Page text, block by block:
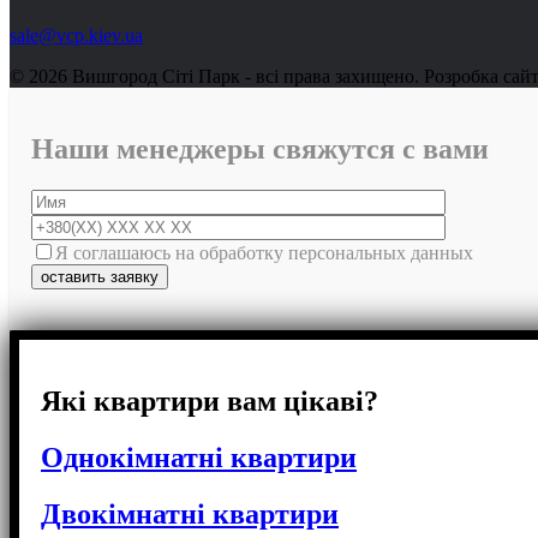
sale@vcp.kiev.ua
© 2026 Вишгород Сіті Парк - всі права захищено. Розробка
Наши менеджеры свяжутся с вами
Я соглашаюсь на обработку персональных данных
Які квартири вам цікаві?
Однокімнатні квартири
Двокімнатні квартири